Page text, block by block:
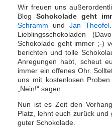
Wir freuen uns
BlogSchokolade geht
Schramm undJan Theofel
Lieblingsschokoladen
Schokolade geht immer ;-)
berichten und tolle
Anregungen habt, scheut
immer ein offenes Ohr.
uns mit kostenlosen
„Nein!“ sagen.
Nun ist es Zeit den
Platz, lehnt euch zurück
guter Schokolade.